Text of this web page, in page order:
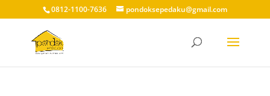
0812-1100-7636 pondoksepedaku@gmail.com